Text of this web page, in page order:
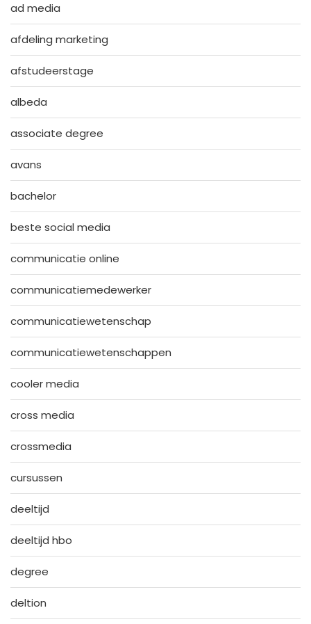
ad media
afdeling marketing
afstudeerstage
albeda
associate degree
avans
bachelor
beste social media
communicatie online
communicatiemedewerker
communicatiewetenschap
communicatiewetenschappen
cooler media
cross media
crossmedia
cursussen
deeltijd
deeltijd hbo
degree
deltion